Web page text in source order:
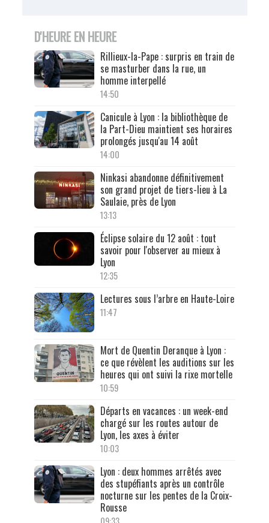
D'HEURE EN HEURE
Rillieux-la-Pape : surpris en train de
se masturber dans la rue, un
homme interpellé
14:50
Canicule à Lyon : la bibliothèque de
la Part-Dieu maintient ses horaires
prolongés jusqu'au 14 août
14:00
Ninkasi abandonne définitivement
son grand projet de tiers-lieu à La
Saulaie, près de Lyon
13:13
Éclipse solaire du 12 août : tout
savoir pour l'observer au mieux à
Lyon
12:35
Lectures sous l’arbre en Haute-Loire
11:47
Mort de Quentin Deranque à Lyon :
ce que révèlent les auditions sur les
heures qui ont suivi la rixe mortelle
10:59
Départs en vacances : un week-end
chargé sur les routes autour de
Lyon, les axes à éviter
10:03
Lyon : deux hommes arrêtés avec
des stupéfiants après un contrôle
nocturne sur les pentes de la Croix-
Rousse